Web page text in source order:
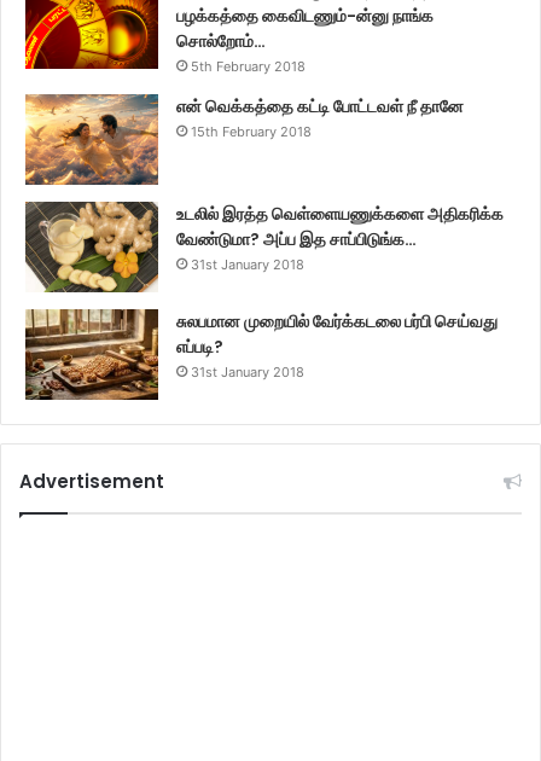
பழக்கத்தை கைவிடணும்-ன்னு நாங்க
சொல்றோம்…
5th February 2018
என் வெக்கத்தை கட்டி போட்டவள் நீ தானே
15th February 2018
உடலில் இரத்த வெள்ளையணுக்களை அதிகரிக்க
வேண்டுமா? அப்ப இத சாப்பிடுங்க…
31st January 2018
சுலபமான முறையில் வேர்க்கடலை பர்பி செய்வது
எப்படி?
31st January 2018
Advertisement